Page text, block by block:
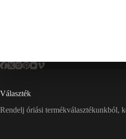
Választék
Rendelj óriási termékválasztékunkból,